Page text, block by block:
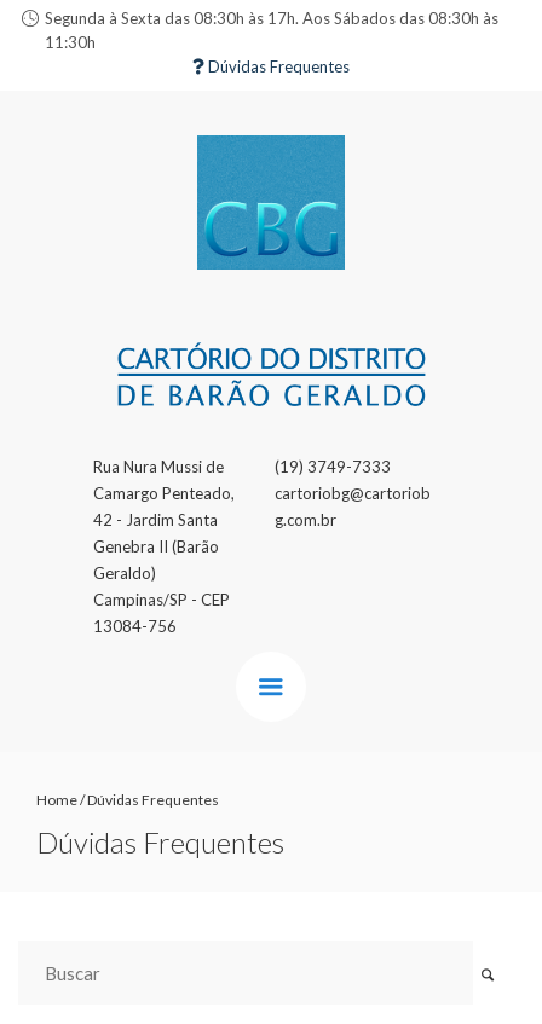
Segunda à Sexta das 08:30h às 17h. Aos Sábados das 08:30h às
11:30h
Dúvidas Frequentes
Rua Nura Mussi de
Camargo Penteado,
42 - Jardim Santa
Genebra II (Barão
Geraldo)
Campinas/SP - CEP
13084-756
(19) 3749-7333
cartoriobg@cartoriob
g.com.br
Home/Dúvidas Frequentes
Dúvidas Frequentes